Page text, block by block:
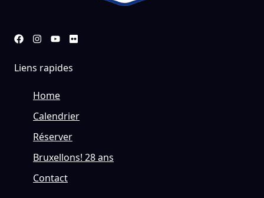
Liens rapides
Home
Calendrier
Réserver
Bruxellons! 28 ans
Contact